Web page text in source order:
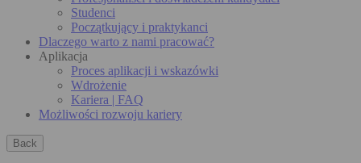
Studenci
Początkujący i praktykanci
Dlaczego warto z nami pracować?
Aplikacja
Proces aplikacji i wskazówki
Wdrożenie
Kariera | FAQ
Możliwości rozwoju kariery
Back